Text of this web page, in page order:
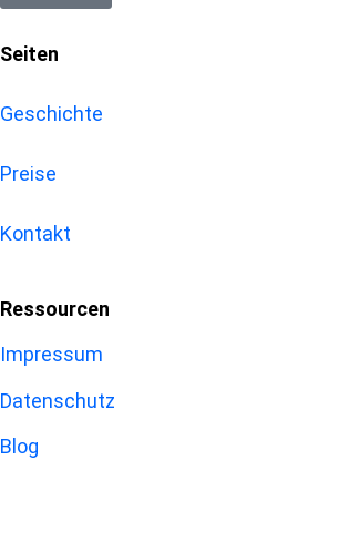
Seiten
Geschichte
Preise
Kontakt
Ressourcen
Impressum
Datenschutz
Blog